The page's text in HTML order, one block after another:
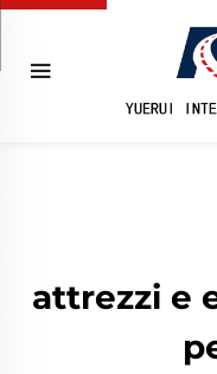
attrezzi e